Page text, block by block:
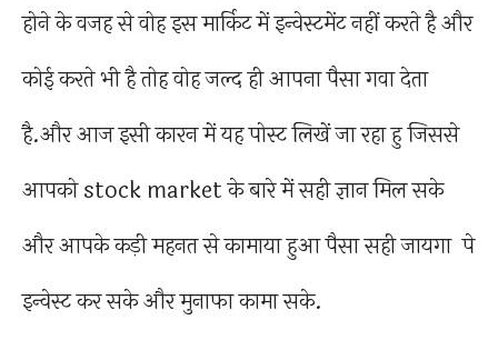
होने के वजह से वोह इस मार्किट में इन्वेस्टमेंट नहीं करते है और
कोई करते भी है तोह वोह जल्द ही आपना पैसा गवा देता
है.और आज इसी कारन में यह पोस्ट लिखें जा रहा हु जिससे
आपको stock market के बारे में सही ज्ञान मिल सके
और आपके कड़ी महनत से कामाया हुआ पैसा सही जायगा पे
इन्वेस्ट कर सके और मुनाफा कामा सके.